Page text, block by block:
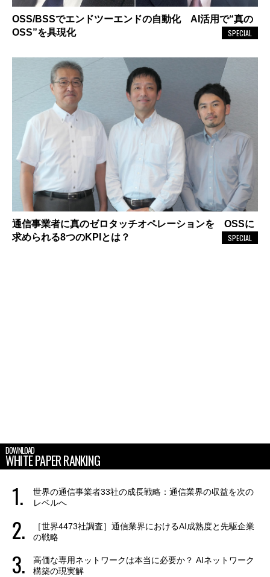
SPECIAL
OSS/BSSでエンドツーエンドの自動化 AI活用で“真の
OSS”を具現化
SPECIAL
通信事業者に真のゼロタッチオペレーションを OSSに
求められる8つのKPIとは？
DOWNLOAD
WHITE PAPER RANKING
世界の通信事業者33社の成長戦略：通信業界の収益を次の
レベルへ
［世界4473社調査］通信業界におけるAI成熟度と先駆企業
の戦略
高価な専用ネットワークは本当に必要か？ AIネットワーク
構築の現実解